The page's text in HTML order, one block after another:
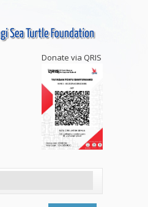
Donate via QRIS